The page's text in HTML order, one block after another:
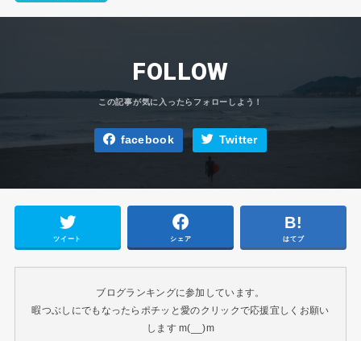
FOLLOW
facebook Twitter
ツイート シェア はてブ
ブログランキングに参加しています。
暇つぶしにでもなったらポチッと愛のクリックで応援宜しくお願い
します m(__)m